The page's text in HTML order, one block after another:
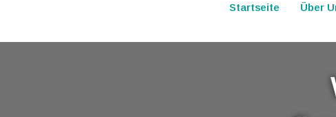
Startseite Über